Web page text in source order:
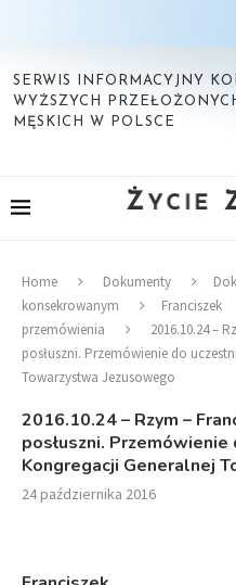
SERWIS INFORMACYJNY
WYŻSZYCH
MĘSKICH W POLSCE
Home Dokumenty
konsekrowanym
Franciszek
przemówienia
2016.10.24 –
posłuszni. Przemówienie do
Towarzystwa Jezusowego
2016.10.24 – Rzym –
posłuszni.
Kongregacji Generalnej
24 października 2016